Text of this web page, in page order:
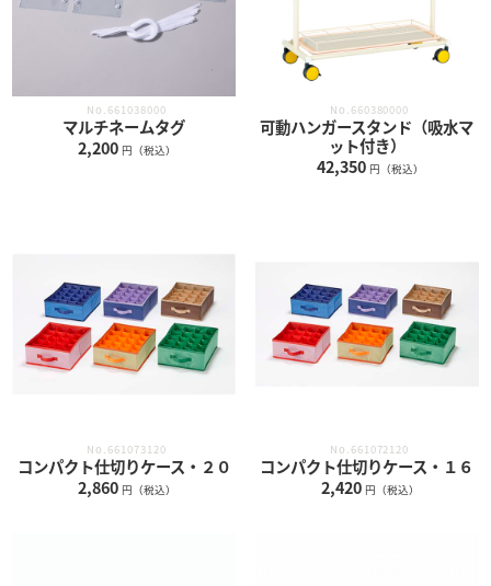
No.661038000
マルチネームタグ
2,200 円（税込）
No.660380000
可動ハンガースタンド（吸水マ
ット付き）
42,350 円（税込）
No.661073120
コンパクト仕切りケース・２０
2,860 円（税込）
No.661072120
コンパクト仕切りケース・１６
2,420 円（税込）